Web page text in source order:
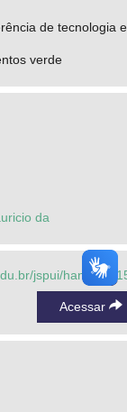
de tecnologia
verde
da
jspui/handle/1/
Acessar